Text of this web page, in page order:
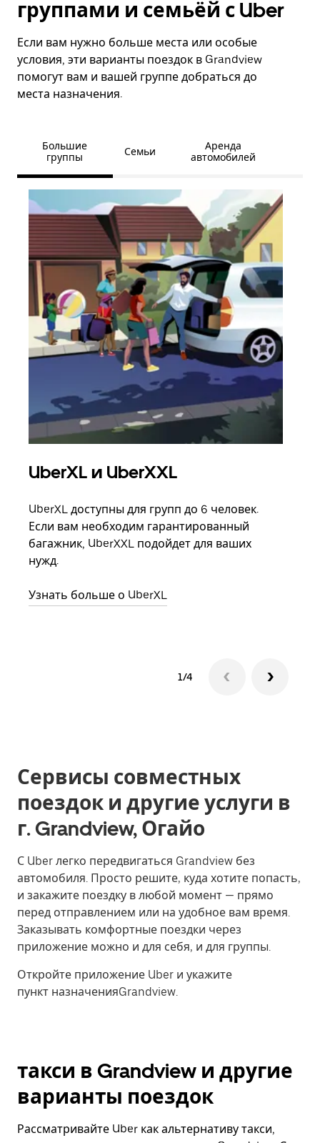
группами и семьёй с Uber
Если вам нужно больше места или особые
условия, эти варианты поездок в Grandview
помогут вам и вашей группе добраться до
места назначения.
Большие
группы
Семьи
Аренда
автомобилей
UberXL и UberXXL
UberXL доступны для групп до 6 человек.
Если вам необходим гарантированный
багажник, UberXXL подойдет для ваших
нужд.
Узнать больше о UberXL
1/4
Сервисы совместных
поездок и другие услуги в
г. Grandview, Огайо
С Uber легко передвигаться Grandview без
автомобиля. Просто решите, куда хотите попасть,
и закажите поездку в любой момент — прямо
перед отправлением или на удобное вам время.
Заказывать комфортные поездки через
приложение можно и для себя, и для группы.
Откройте приложение Uber и укажите
пункт назначенияGrandview.
такси в Grandview и другие
варианты поездок
Рассматривайте Uber как альтернативу такси,